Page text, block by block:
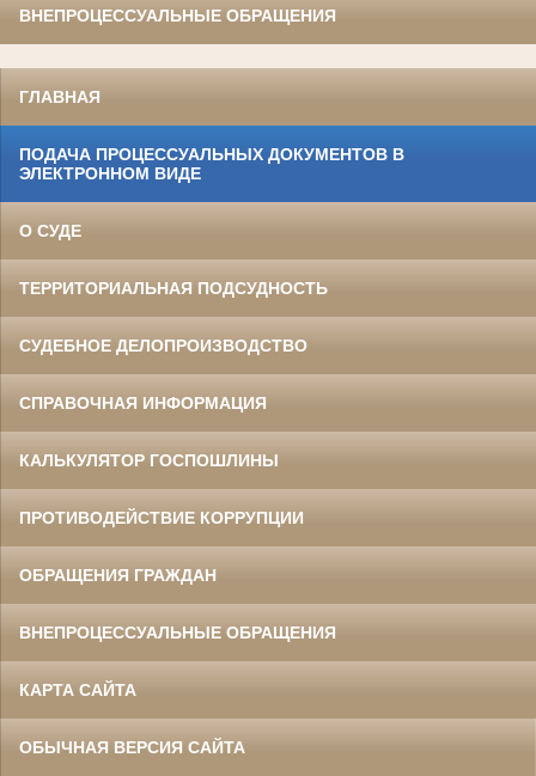
ВНЕПРОЦЕССУАЛЬНЫЕ ОБРАЩЕНИЯ
ГЛАВНАЯ
ПОДАЧА ПРОЦЕССУАЛЬНЫХ ДОКУМЕНТОВ В
ЭЛЕКТРОННОМ ВИДЕ
О СУДЕ
ТЕРРИТОРИАЛЬНАЯ ПОДСУДНОСТЬ
СУДЕБНОЕ ДЕЛОПРОИЗВОДСТВО
СПРАВОЧНАЯ ИНФОРМАЦИЯ
КАЛЬКУЛЯТОР ГОСПОШЛИНЫ
ПРОТИВОДЕЙСТВИЕ КОРРУПЦИИ
ОБРАЩЕНИЯ ГРАЖДАН
ВНЕПРОЦЕССУАЛЬНЫЕ ОБРАЩЕНИЯ
КАРТА САЙТА
ОБЫЧНАЯ ВЕРСИЯ САЙТА